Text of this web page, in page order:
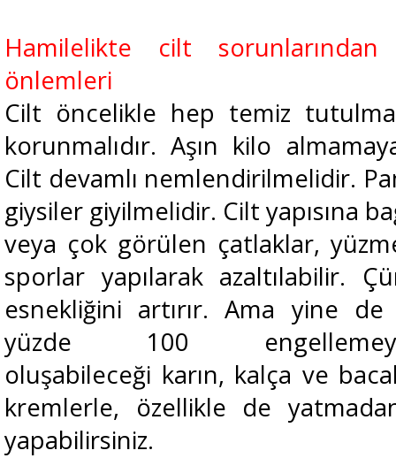
Hamilelikte cilt
önlemleri
Cilt öncelikle hep temiz
korunmalıdır. Aşın kilo
Cilt devamlı nemlendirilmelidir.
giysiler giyilmelidir. Cilt yapısına
veya çok görülen çatlaklar,
sporlar yapılarak azaltılabilir.
esnekliğini artırır. Ama yine de
yüzde 100
oluşabileceği karın, kalça ve
kremlerle, özellikle de
yapabilirsiniz.